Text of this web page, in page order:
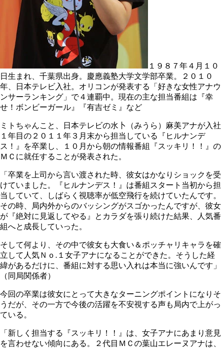
１９８７年４月１０
日生まれ、千葉県出身。慶應義塾大学文学部卒業。２０１０
年、日本テレビ入社。オリコンが発表する「好きな女性アナウ
ンサーランキング」で４連覇中。現在の主な担当番組は『幸
せ！ボンビーガール』『有吉ゼミ』など
ミトちゃんこと、日本テレビの水卜（みうら）麻美アナが入社
１年目の２０１１年３月末から担当している『ヒルナンデ
ス！』を卒業し、１０月から朝の情報番組『スッキリ！！』の
ＭＣに就任することが発表された。
「卒業を上司から言い渡された時、彼女はかなりショックを受
けていました。『ヒルナンデス！』は番組スタート当初から担
当していて、しばらく視聴率が低空飛行を続けていたんです。
その時、局内外からのバッシングがスゴかったんですが、彼女
が『絶対に見返してやる』とカラダを張り続けた結果、人気番
組へと成長していった。
そして何より、その中で彼女も大食い＆ポッチャリキャラを確
立して人気Ｎｏ.１女子アナになることができた。そうした経
緯があるだけに、番組に対する思い入れは本当に強いんです」
（同局関係者）
今回の卒業は彼女にとって大きなターニングポイントになりそ
うだが、その一方で今後の活躍を不安視する声も局内で上がっ
ている。
「新しく担当する『スッキリ！！』は、女子アナにあまり意見
を言わせない傾向にある。２代目ＭＣの葉山エレーヌアナは、